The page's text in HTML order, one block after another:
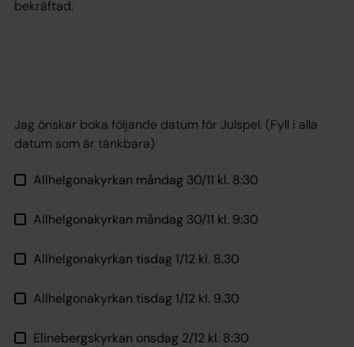
bekräftad.
Jag önskar boka följande datum för Julspel. (Fyll i alla
datum som är tänkbara)
Allhelgonakyrkan måndag 30/11 kl. 8:30
Allhelgonakyrkan måndag 30/11 kl. 9:30
Allhelgonakyrkan tisdag 1/12 kl. 8.30
Allhelgonakyrkan tisdag 1/12 kl. 9.30
Elinebergskyrkan onsdag 2/12 kl. 8:30